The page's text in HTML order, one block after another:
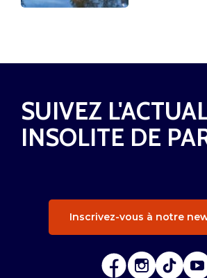
SUIVEZ
INSOLITE DE
Inscrivez-vous à notre